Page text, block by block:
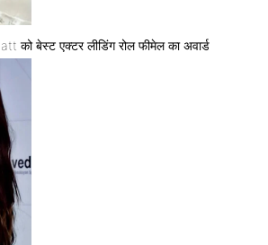
को बेस्ट एक्टर लीडिंग रोल फीमेल का अवार्ड